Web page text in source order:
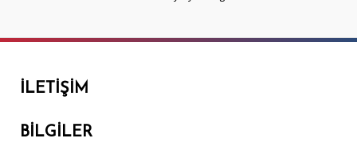
İLETIŞIM
BILGILER